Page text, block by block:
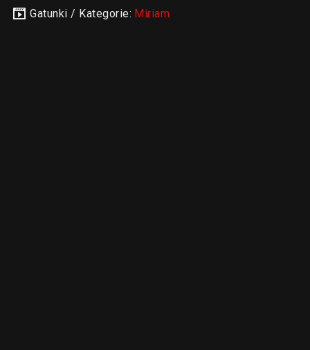
Gatunki / Kategorie: Miriam